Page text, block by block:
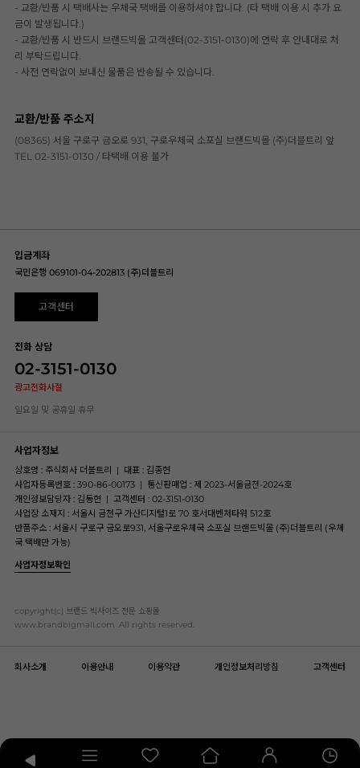
- 교환/반품 시 택배사는 우체국 택배를 이용하셔야 합니다. (타 택배 이용 시 추가 요
금이 발생됩니다.)
- 교환/반품 시 반드시 브랜드빅몰 고객센터(02-3151-0130)에 연락 후 안내대로 처
리 부탁드립니다.
- 사전 연락없이 보내신 물품은 반송될 수 있습니다.
교환/반품 주소지
(08365) 서울 구로구 금오로 931, 구로우체국 소포실 브랜드빅몰 (주)더블트리 앞
TEL 02-3151-0130 / 타택배 이용 불가
입금계좌
국민은행 069101-04-202813 (주)더블트리
고객센터
전화 상담
02-3151-0130
광고전화사절
일요일 및 공휴일 휴무
사업자정보
상호명 : 주식회사 더블트리 | 대표 : 김종현
사업자등록번호 : 390-86-00173 | 통신판매업 : 제 2023-서울금천-2024호
개인정보담당자 : 김동현 | 고객센터 : 02-3151-0130
사업장 소재지 : 서울시 금천구 가산디지털1로 70 호서대벤처타워 512호
반품주소 : 서울시 구로구 금오로931, 서울구로우체국 소포실 브랜드빅몰 (주)더블트리 (우체
국 택배만 가능)
사업자정보확인
copyright(c) 브랜드 빅사이즈 전문 쇼핑몰
www.brandbigmall.com .All rights reserved.
회사소개 이용안내 이용약관 개인정보처리방침 고객센터